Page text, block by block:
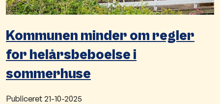
Kommunen minder om regler
for helårsbeboelse i
sommerhuse
Publiceret 21-10-2025